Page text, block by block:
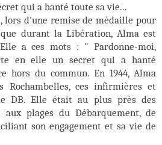
qui a hanté toute sa vie...
lors d'une remise de médaille pour
durant la Libération, Alma est
a ces mots : " Pardonne-moi,
en elle un secret qui a hanté
hors du commun. En 1944, Alma
Rochambelles, ces infirmières et
DB. Elle était au plus près des
aux plages du Débarquement, de
son engagement et sa vie de